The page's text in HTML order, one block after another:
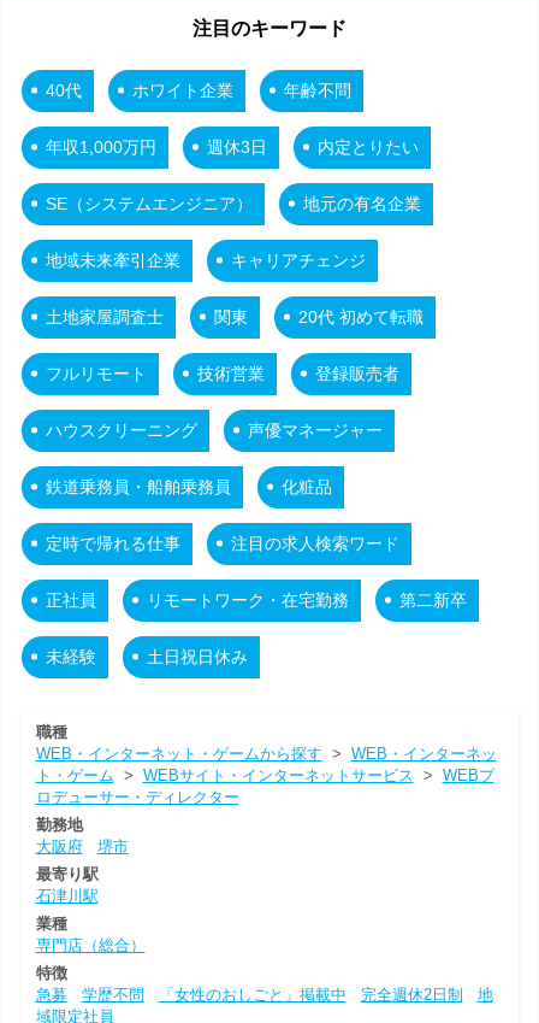
注目のキーワード
40代 ホワイト企業 年齢不問
年収1,000万円 週休3日 内定とりたい
SE（システムエンジニア） 地元の有名企業
地域未来牽引企業 キャリアチェンジ
土地家屋調査士 関東 20代 初めて転職
フルリモート 技術営業 登録販売者
ハウスクリーニング 声優マネージャー
鉄道乗務員・船舶乗務員 化粧品
定時で帰れる仕事 注目の求人検索ワード
正社員 リモートワーク・在宅勤務 第二新卒
未経験 土日祝日休み
職種
WEB・インターネット・ゲームから探す > WEB・インターネッ
ト・ゲーム > WEBサイト・インターネットサービス > WEBプ
ロデューサー・ディレクター
勤務地
大阪府
堺市
最寄り駅
石津川駅
業種
専門店（総合）
特徴
急募
学歴不問 「女性のおしごと」掲載中 完全週休2日制
地
域限定社員